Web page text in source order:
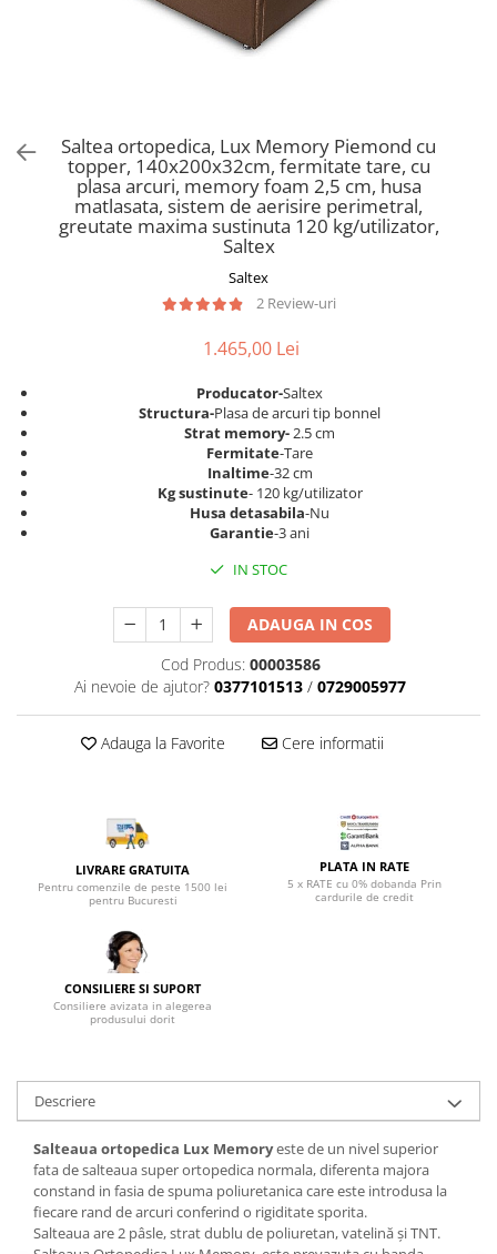
Saltele cu arcuri impachetate
Saltele Memory Pocket
Saltele cu plasa arcuri
Saltele cu spuma
Saltele cu spuma
Saltele cu spuma poliuretanica
Saltele 160x200
Saltele 180x200
Top saltele
Top saltele 5 cm
Top saltele 10 cm
Saltele ieftine
Saltele cu plasa de arcuri
Saltele cu spuma
Scaune pentru living
Seturi comode living si vitrine
Mobila living
Dulap birou
Birouri
Scaune pentru birou
Scaune pentru vizitatori
Scaune manager
Scaune pentru bucatarie
Mobila bucatarie
Seturi mese si scaune bucatarie
Mobilier hol
Suporturi si rafturi pantofi
Seturi mobilier hol
Stender haine
Suport pentru umerase
Mobilier gradinita
Mese gradinita
Set mese si scaune gradinita
Mobilier copii
Mobila camera copii
Scaune birou pentru copii
Saltele patuturi copii
Paturi copii
Scaune birou copii
Scaune resigilate
Scaune gradinita
Scaune conferinta
Saltea ortopedica, Lux Memory Piemond cu
topper, 140x200x32cm, fermitate tare, cu
plasa arcuri, memory foam 2,5 cm, husa
matlasata, sistem de aerisire perimetral,
greutate maxima sustinuta 120 kg/utilizator,
Saltex
Saltex
2 Review-uri
1.465,00 Lei
Producator-Saltex
Structura-Plasa de arcuri tip bonnel
Strat memory-2.5 cm
Fermitate-Tare
Inaltime-32 cm
Kg sustinute- 120 kg/utilizator
Husa detasabila-Nu
Garantie-3 ani
IN STOC
ADAUGA IN COS
Cod Produs: 00003586
Ai nevoie de ajutor? 0377101513 / 0729005977
Adauga la Favorite Cere informatii
LIVRARE GRATUITA
Pentru comenzile de peste 1500 lei
pentru Bucuresti
PLATA IN RATE
5 x RATE cu 0% dobanda Prin
cardurile de credit
CONSILIERE SI SUPORT
Consiliere avizata in alegerea
produsului dorit
Descriere
Salteaua ortopedica Lux Memoryeste de un nivel superior
fata de salteaua super ortopedica normala, diferenta majora
constand in fasia de spuma poliuretanica care este introdusa la
fiecare rand de arcuri conferind o rigiditate sporita.
Salteaua are 2 pâsle, strat dublu de poliuretan, vatelină și TNT.